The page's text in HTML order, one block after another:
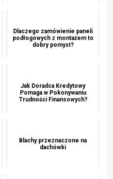
Dlaczego zamówienie paneli
podłogowych z montażem to
dobry pomysł?
Jak Doradca Kredytowy
Pomaga w Pokonywaniu
Trudności Finansowych?
Blachy przeznaczone na
dachówki